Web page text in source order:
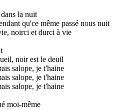
la nuit
qu'ce même passé nous nuit
noirci et durci à vie
noir est le deuil
salope, je t'haine
salope, je t'haine
salope, je t'haine
moi-même